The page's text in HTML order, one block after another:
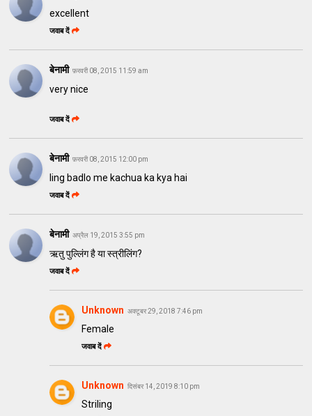
excellent
जवाब दें
बेनामी फ़रवरी 08, 2015 11:59 am
very nice
जवाब दें
बेनामी फ़रवरी 08, 2015 12:00 pm
ling badlo me kachua ka kya hai
जवाब दें
बेनामी अप्रैल 19, 2015 3:55 pm
ऋतु पुल्लिंग है या स्त्रीलिंग?
जवाब दें
Unknown अक्टूबर 29, 2018 7:46 pm
Female
जवाब दें
Unknown दिसंबर 14, 2019 8:10 pm
Striling